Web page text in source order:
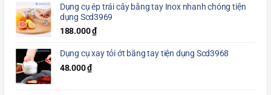
Dụng cụ ép trái cây bằng tay Inox nhanh chóng tiện
dụng Scd3969
188.000₫
Dụng cụ xay tỏi ớt bằng tay tiện dụng Scd3968
48.000₫